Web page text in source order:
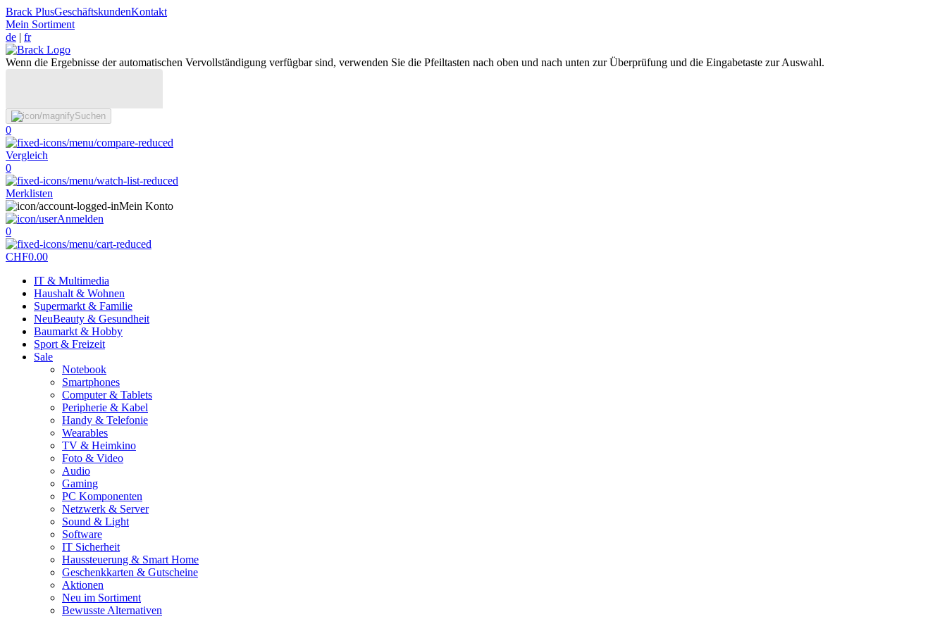
Brack PlusGeschäftskundenKontakt
Mein Sortiment
de | fr
Wenn die Ergebnisse der automatischen Vervollständigung verfügbar sind, verwenden Sie die Pfeiltasten nach oben und nach unten zur Überprüfung und die Eingabetaste zur Auswahl.
Suchen
0
Vergleich
0
Merklisten
Mein Konto
Anmelden
0
CHF0.00
IT & Multimedia
Haushalt & Wohnen
Supermarkt & Familie
NeuBeauty & Gesundheit
Baumarkt & Hobby
Sport & Freizeit
Sale
Notebook
Smartphones
Computer & Tablets
Peripherie & Kabel
Handy & Telefonie
Wearables
TV & Heimkino
Foto & Video
Audio
Gaming
PC Komponenten
Netzwerk & Server
Sound & Light
Software
IT Sicherheit
Haussteuerung & Smart Home
Geschenkkarten & Gutscheine
Aktionen
Neu im Sortiment
Bewusste Alternativen